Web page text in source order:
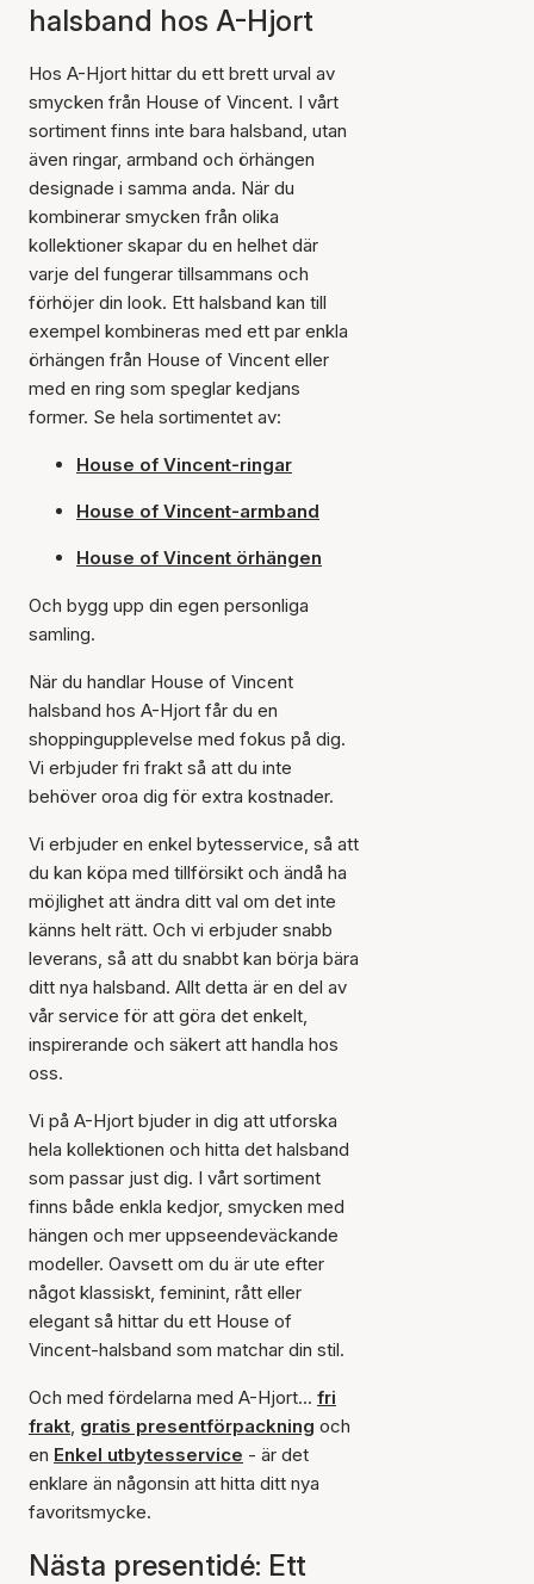
halsband hos A-Hjort
Hos A-Hjort hittar du ett brett urval av
smycken från House of Vincent. I vårt
sortiment finns inte bara halsband, utan
även ringar, armband och örhängen
designade i samma anda. När du
kombinerar smycken från olika
kollektioner skapar du en helhet där
varje del fungerar tillsammans och
förhöjer din look. Ett halsband kan till
exempel kombineras med ett par enkla
örhängen från House of Vincent eller
med en ring som speglar kedjans
former. Se hela sortimentet av:
House of Vincent-ringar
House of Vincent-armband
House of Vincent örhängen
Och bygg upp din egen personliga
samling.
När du handlar House of Vincent
halsband hos A-Hjort får du en
shoppingupplevelse med fokus på dig.
Vi erbjuder fri frakt så att du inte
behöver oroa dig för extra kostnader.
Vi erbjuder en enkel bytesservice, så att
du kan köpa med tillförsikt och ändå ha
möjlighet att ändra ditt val om det inte
känns helt rätt. Och vi erbjuder snabb
leverans, så att du snabbt kan börja bära
ditt nya halsband. Allt detta är en del av
vår service för att göra det enkelt,
inspirerande och säkert att handla hos
oss.
Vi på A-Hjort bjuder in dig att utforska
hela kollektionen och hitta det halsband
som passar just dig. I vårt sortiment
finns både enkla kedjor, smycken med
hängen och mer uppseendeväckande
modeller. Oavsett om du är ute efter
något klassiskt, feminint, rått eller
elegant så hittar du ett House of
Vincent-halsband som matchar din stil.
Och med fördelarna med A-Hjort... fri
frakt, gratis presentförpackning och
en Enkel utbytesservice - är det
enklare än någonsin att hitta ditt nya
favoritsmycke.
Nästa presentidé: Ett